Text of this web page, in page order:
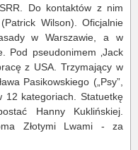
Do kontaktów z nim
Wilson). Oficjalnie
w Warszawie, a w
Pod pseudonimem ‚Jack
z USA. Trzymający w
Pasikowskiego („Psy”,
12 kategoriach. Statuetkę
Hanny Kuklińskiej.
Złotymi Lwami - za